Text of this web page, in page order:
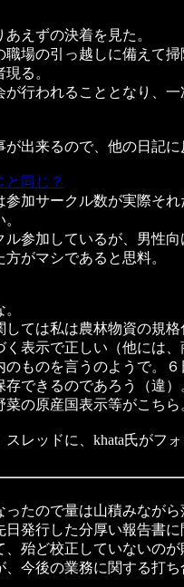
えずの決着を見た。
場の引っ越しに備えて掃
る。
行われることとなり、一
出来るので、他の日記に
と同じ？
加サークル数が実際そ
参加しているが、男性
がマシであると思料。
ては私は農林物資の規
表示で正しい（他には
ものを言うのようで。
できるのであろう（違）
の原産国表示等がこちら
レッドに、khata氏がフ
たので量は山積みながら
発行した分厚い報告書に
殆ど校正していないのが
今後の業務に関する打ち